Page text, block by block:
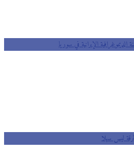
الإيرانية في سوريا
ليس سهلا